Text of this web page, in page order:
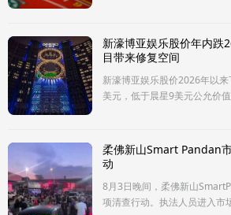
新濠博亚娱乐股价年内跌
目带来修复空间
新濠博亚娱乐股价2026年以
美元，低于晨星9美元公允价
柔佛新山Smart Pandan
动
8月3日晚间，柔佛新山
项清查行动。执法人员进入市